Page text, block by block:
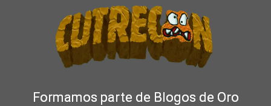
Formamos parte de Blogos de Oro